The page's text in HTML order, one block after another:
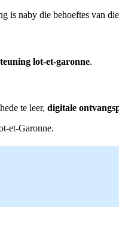
is naby die behoeftes van
lot-et-garonne.
te leer, digitale
et-Garonne.